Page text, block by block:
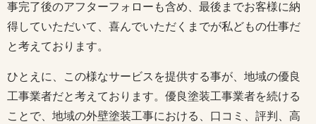
事完了後のアフターフォローも含め、最後までお客様に納
得していただいて、喜んでいただくまでが私どもの仕事だ
と考えております。
ひとえに、この様なサービスを提供する事が、地域の優良
工事業者だと考えております。優良塗装工事業者を続ける
ことで、地域の外壁塗装工事における、口コミ、評判、高